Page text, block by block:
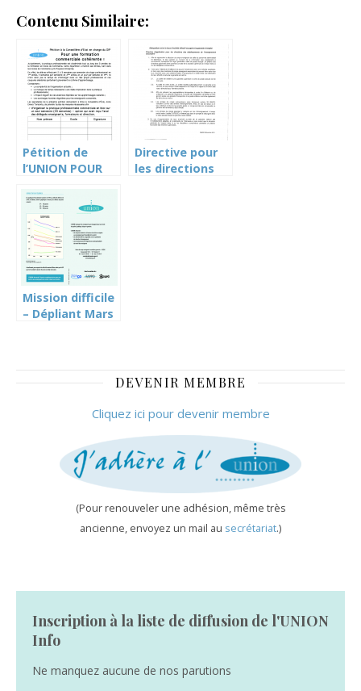
Contenu Similaire:
Pétition de
l’UNION POUR
FORMATION
COMMERCIALE
COHERENTE!
Directive pour
les directions
Mission difficile
– Dépliant Mars
DEVENIR MEMBRE
Cliquez ici pour devenir membre
(Pour renouveler une adhésion, même très
ancienne, envoyez un mail au secrétariat.)
Inscription à la liste de diffusion de l'UNION
Info
Ne manquez aucune de nos parutions